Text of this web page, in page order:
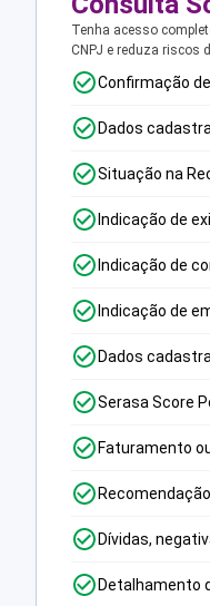
Tenha acesso
CNPJ e reduza riscos
Confirmação
Dados
Situação na
Indicação de
Indicação de
Indicação de
Dados
Serasa Score
Faturamento
Dívidas,
Detalhamento